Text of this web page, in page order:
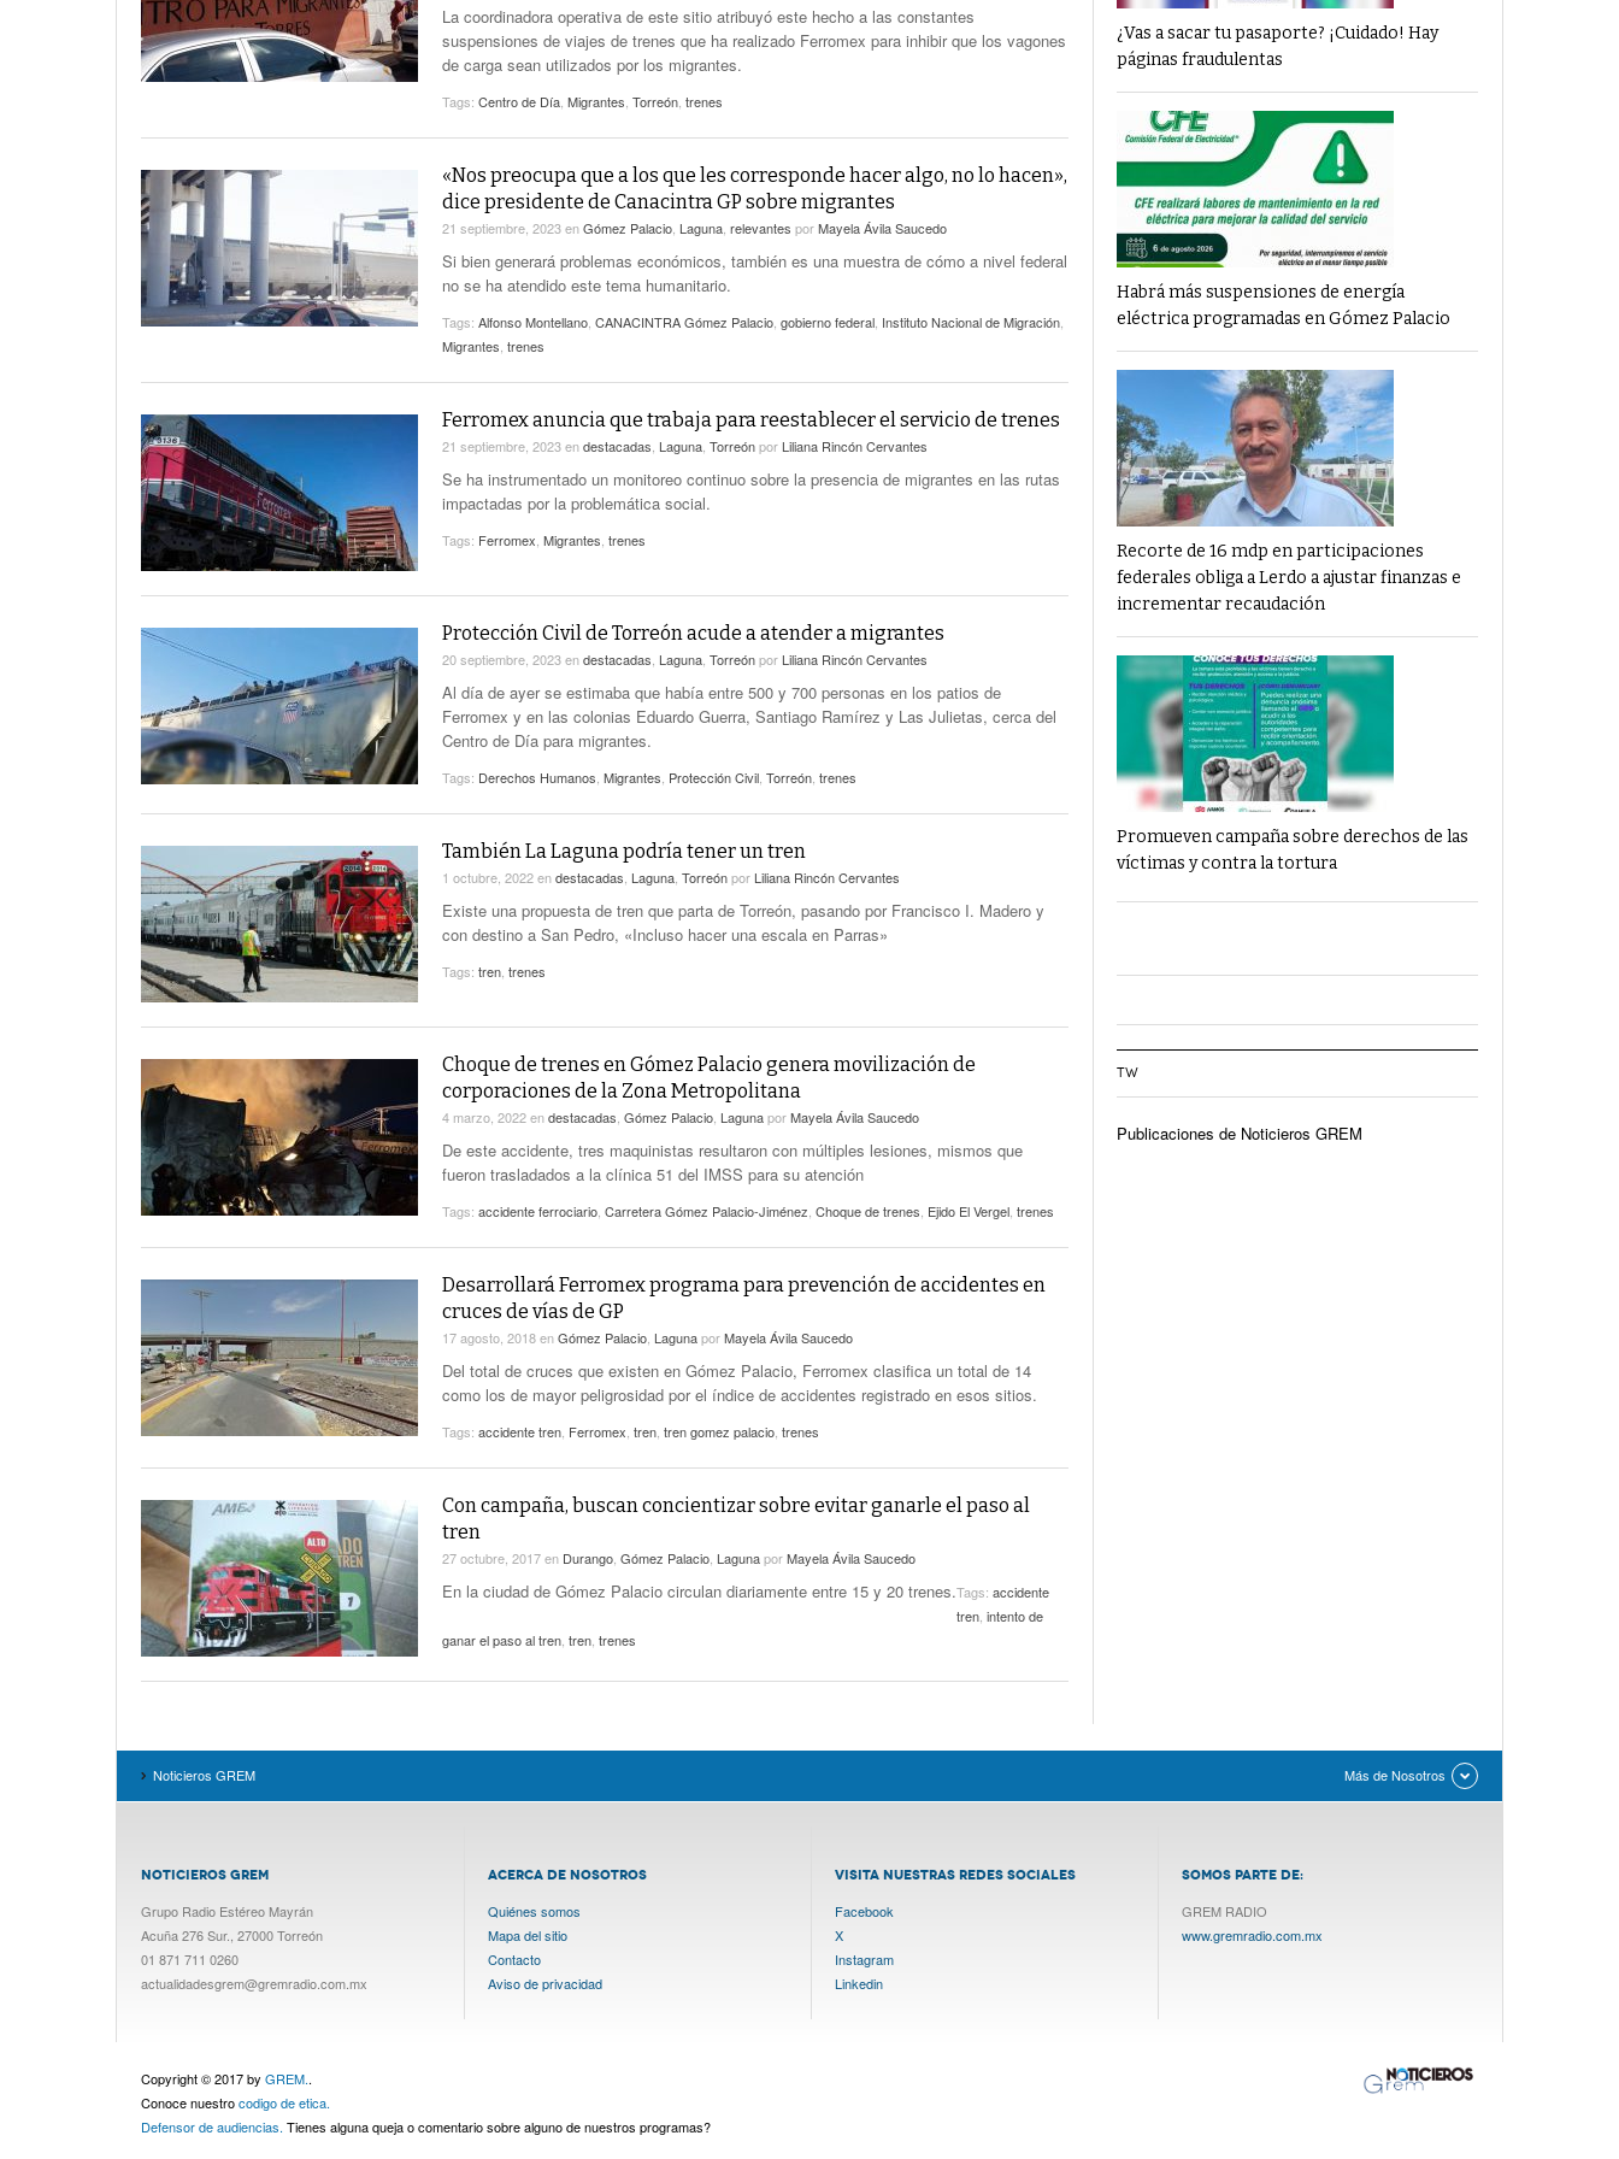
La coordinadora operativa de este sitio atribuyó este hecho a las constantes
suspensiones de viajes de trenes que ha realizado Ferromex para inhibir que los vagones
de carga sean utilizados por los migrantes.
Tags: Centro de Día Migrantes Torreón trenes
«Nos preocupa que a los que les corresponde hacer algo, no lo hacen»,
dice presidente de Canacintra GP sobre migrantes
21 septiembre, 2023enGómez Palacio Laguna relevantes porMayela Ávila Saucedo
Si bien generará problemas económicos, también es una muestra de cómo a nivel federal
no se ha atendido este tema humanitario.
Tags: Alfonso Montellano CANACINTRA Gómez Palacio gobierno federal Instituto Nacional de Migración
Migrantes trenes
Ferromex anuncia que trabaja para reestablecer el servicio de trenes
21 septiembre, 2023endestacadas Laguna Torreónpor Liliana Rincón Cervantes
Se ha instrumentado un monitoreo continuo sobre la presencia de migrantes en las rutas
impactadas por la problemática social.
Tags: Ferromex Migrantes trenes
Protección Civil de Torreón acude a atender a migrantes
20 septiembre, 2023endestacadas Laguna Torreónpor Liliana Rincón Cervantes
Al día de ayer se estimaba que había entre 500 y 700 personas en los patios de
Ferromex y en las colonias Eduardo Guerra, Santiago Ramírez y Las Julietas, cerca del
Centro de Día para migrantes.
Tags: Derechos Humanos Migrantes Protección Civil Torreón trenes
También La Laguna podría tener un tren
1 octubre, 2022endestacadas Laguna Torreónpor Liliana Rincón Cervantes
Existe una propuesta de tren que parta de Torreón, pasando por Francisco I. Madero y
con destino a San Pedro, «Incluso hacer una escala en Parras»
Tags: tren trenes
Choque de trenes en Gómez Palacio genera movilización de
corporaciones de la Zona Metropolitana
4 marzo, 2022endestacadas Gómez Palacio LagunaporMayela Ávila Saucedo
De este accidente, tres maquinistas resultaron con múltiples lesiones, mismos que
fueron trasladados a la clínica 51 del IMSS para su atención
Tags: accidente ferrociario Carretera Gómez Palacio-Jiménez Choque de trenes Ejido El Vergel trenes
Desarrollará Ferromex programa para prevención de accidentes en
cruces de vías de GP
17 agosto, 2018enGómez Palacio LagunaporMayela Ávila Saucedo
Del total de cruces que existen en Gómez Palacio, Ferromex clasifica un total de 14
como los de mayor peligrosidad por el índice de accidentes registrado en esos sitios.
Tags: accidente tren Ferromex tren tren gomez palacio trenes
Con campaña, buscan concientizar sobre evitar ganarle el paso al
tren
27 octubre, 2017en Durango Gómez Palacio LagunaporMayela Ávila Saucedo
En la ciudad de Gómez Palacio circulan diariamente entre 15 y 20 trenes.Tags: accidente
tren intento de
ganar el paso al tren tren trenes
¿Vas a sacar tu pasaporte? ¡Cuidado! Hay
páginas fraudulentas
Habrá más suspensiones de energía
eléctrica programadas en Gómez Palacio
Recorte de 16 mdp en participaciones
federales obliga a Lerdo a ajustar finanzas e
incrementar recaudación
Promueven campaña sobre derechos de las
víctimas y contra la tortura
TW
Publicaciones de Noticieros GREM
Noticieros GREM Más de Nosotros
NOTICIEROS GREM
Grupo Radio Estéreo Mayrán
Acuña 276 Sur., 27000 Torreón
01 871 711 0260
actualidadesgrem@gremradio.com.mx
ACERCA DE NOSOTROS
Quiénes somos
Mapa del sitio
Contacto
Aviso de privacidad
VISITA NUESTRAS REDES SOCIALES
Facebook
X
Instagram
Linkedin
SOMOS PARTE DE:
GREM RADIO
www.gremradio.com.mx
Copyright © 2017 by GREM..
Conoce nuestrocodigo de etica.
Defensor de audiencias. Tienes alguna queja o comentario sobre alguno de nuestros programas?